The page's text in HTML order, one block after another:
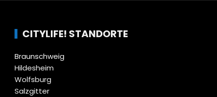
CITYLIFE! STANDORTE
Braunschweig
Hildesheim
Wolfsburg
Salzgitter